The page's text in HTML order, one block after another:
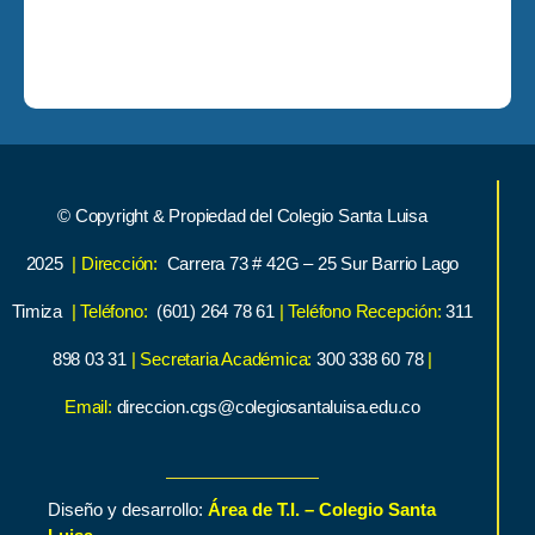
© Copyright & Propiedad del Colegio Santa Luisa
2025 | Dirección: Carrera 73 # 42G – 25 Sur Barrio Lago
Timiza | Teléfono: (601) 264 78 61 | Teléfono Recepción: 311
898 03 31 | Secretaria Académica:300 338 60 78 |
Email: direccion.cgs@colegiosantaluisa.edu.co
Diseño y desarrollo: Área de T.I. – Colegio Santa